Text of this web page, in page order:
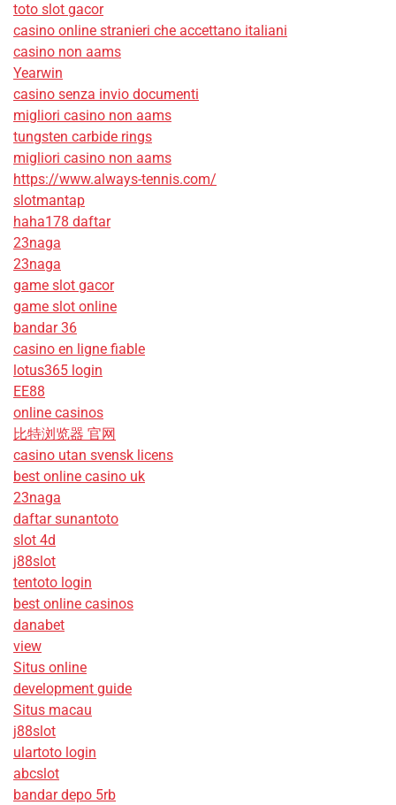
toto slot gacor
casino online stranieri che accettano italiani
casino non aams
Yearwin
casino senza invio documenti
migliori casino non aams
tungsten carbide rings
migliori casino non aams
https://www.always-tennis.com/
slotmantap
haha178 daftar
23naga
23naga
game slot gacor
game slot online
bandar 36
casino en ligne fiable
lotus365 login
EE88
online casinos
比特浏览器 官网
casino utan svensk licens
best online casino uk
23naga
daftar sunantoto
slot 4d
j88slot
tentoto login
best online casinos
danabet
view
Situs online
development guide
Situs macau
j88slot
ulartoto login
abcslot
bandar depo 5rb